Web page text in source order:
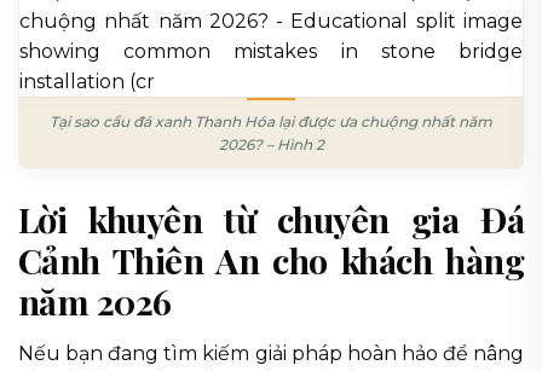
Tại sao cầu đá xanh Thanh Hóa lại được ưa chuộng nhất năm
2026? – Hình 2
Lời khuyên từ chuyên gia Đá
Cảnh Thiên An cho khách hàng
năm 2026
Nếu bạn đang tìm kiếm giải pháp hoàn hảo để nâng